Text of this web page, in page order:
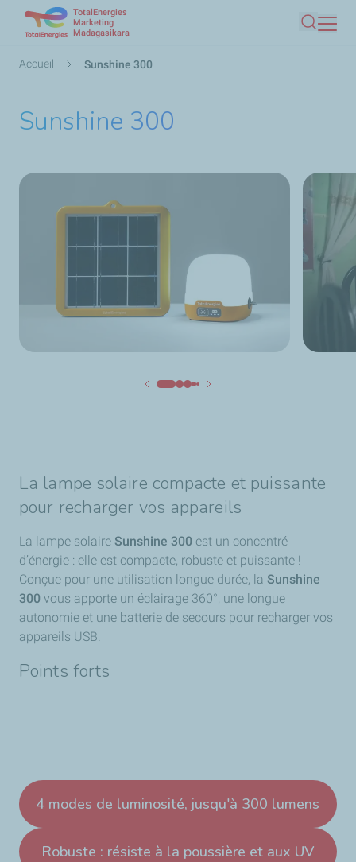
TotalEnergies
Marketing
Madagasikara
Fil
Accueil Sunshine 300
Sunshine 300
La lampe solaire compacte et puissante
pour recharger vos appareils
La lampe solaire Sunshine 300 est un concentré
d’énergie : elle est compacte, robuste et puissante !
Conçue pour une utilisation longue durée, la Sunshine
300 vous apporte un éclairage 360°, une longue
autonomie et une batterie de secours pour recharger vos
appareils USB.
Points forts
4 modes de luminosité, jusqu'à 300 lumens
Robuste : résiste à la poussière et aux UV